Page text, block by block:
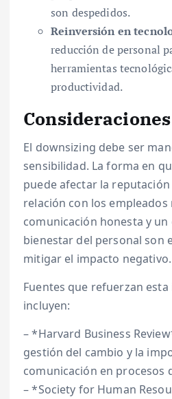
son despedidos.
Reinversión en
reducción de personal
herramientas
productividad.
El downsizing debe ser
sensibilidad. La forma en
puede afectar la reputación
relación con los empleados
comunicación honesta y un
bienestar del personal son
mitigar el impacto negativo.
Fuentes que refuerzan
incluyen:
– *Harvard Business
gestión del cambio y la
comunicación en procesos
– *Society for Human